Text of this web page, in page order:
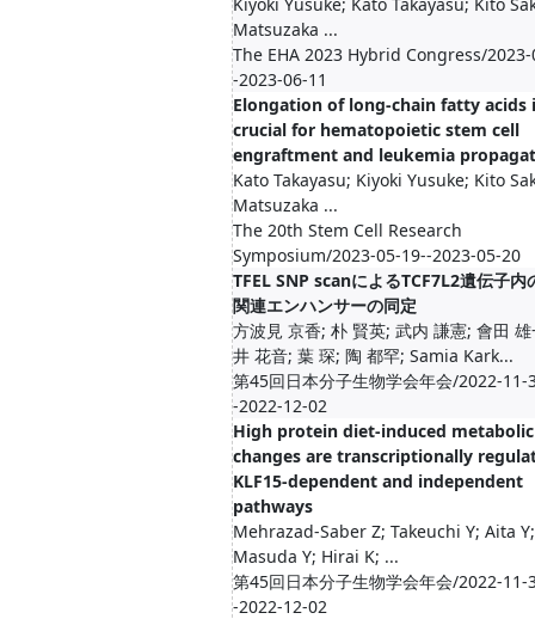
Matsuzaka ...
The EHA 2023 Hybrid Congress/
-2023-06-11
Elongation of long-chain fatty acids
crucial for hematopoietic stem cell
engraftment and leukemia
Kato Takayasu; Kiyoki Yusuke; Kito
Matsuzaka ...
The 20th Stem Cell Research
Symposium/2023-05-19--2023-05-20
TFEL SNP scanによるTCF7L2遺伝子内
関連エンハンサーの同定
方波見 京香; 朴 賢英; 武内 謙憲; 會田
井 花音; 葉 琛; 陶 都罕; Samia Kark...
第45回日本分子生物学会年会/2022-11-
-2022-12-02
High protein diet-induced metabolic
changes are transcriptionally
KLF15-dependent and independent
pathways
Mehrazad-Saber Z; Takeuchi Y; Aita Y;
Masuda Y; Hirai K; ...
第45回日本分子生物学会年会/2022-11-
-2022-12-02